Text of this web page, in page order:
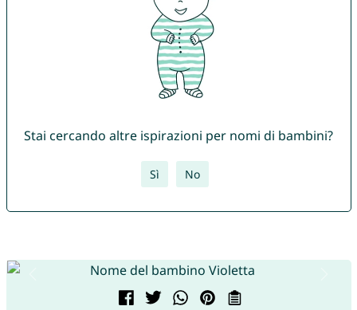
Stai cercando altre ispirazioni per nomi di bambini?
Sì No